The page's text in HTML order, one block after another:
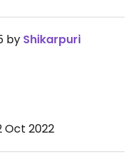
by Shikarpuri
Oct 2022